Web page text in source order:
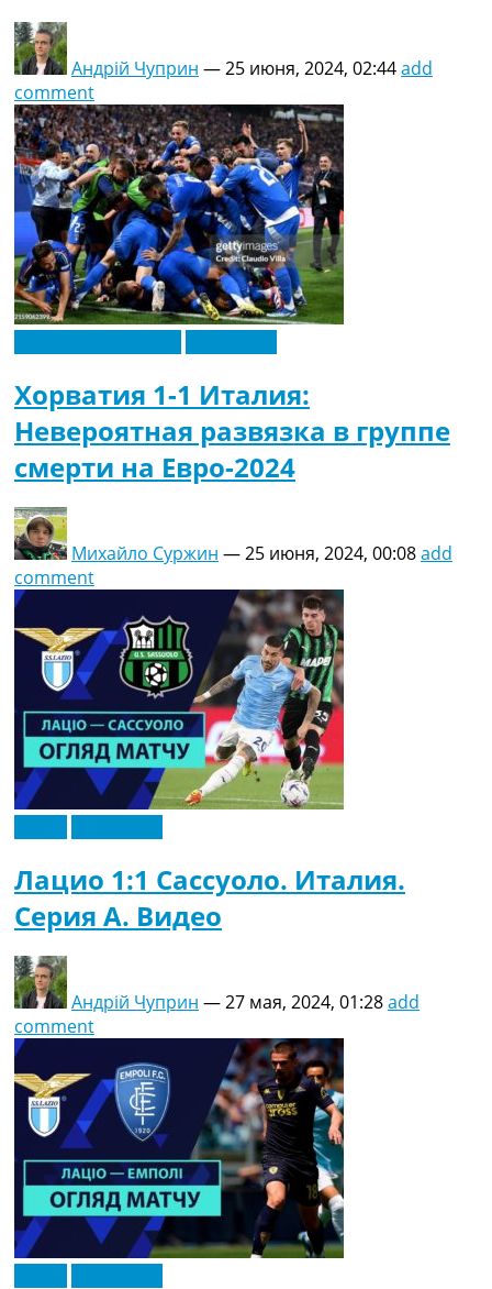
Андрій Чуприн —25 июня, 2024, 02:44add
comment
Хорватия 1-1 Италия:
Невероятная развязка в группе
смерти на Евро-2024
Михайло Суржин —25 июня, 2024, 00:08add
comment
Лацио 1:1 Сассуоло. Италия.
Серия A. Видео
Андрій Чуприн —27 мая, 2024, 01:28add
comment